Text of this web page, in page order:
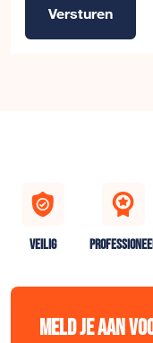
Versturen
VEILIG
Meld je aan